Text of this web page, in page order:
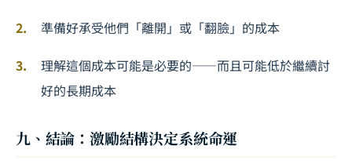
準備好承受他們「離開」或「翻臉」的成本
理解這個成本可能是必要的——而且可能低於繼續討
好的長期成本
九、結論：激勵結構決定系統命運